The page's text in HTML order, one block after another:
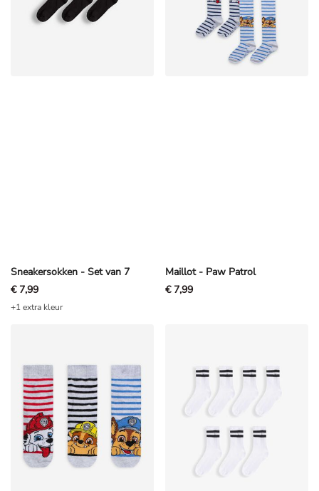
Sneakersokken - Set van 7
€ 7,99
+1 extra kleur
Maillot - Paw Patrol
€ 7,99